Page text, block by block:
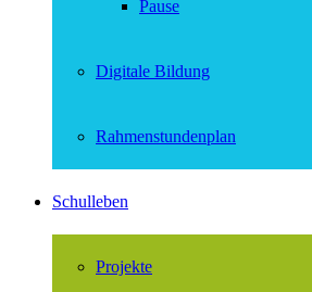
Pause
Digitale Bildung
Rahmenstundenplan
Schulleben
Projekte